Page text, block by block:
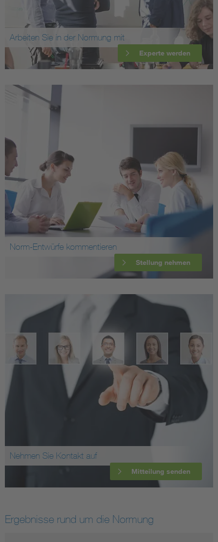
Arbeiten Sie in der Normung mit
Experte werden
Norm-Entwürfe kommentieren
Stellung nehmen
Nehmen Sie Kontakt auf
Mitteilung senden
Ergebnisse rund um die Normung